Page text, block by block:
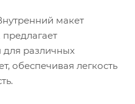
макет
для различных
обеспечивая легкость